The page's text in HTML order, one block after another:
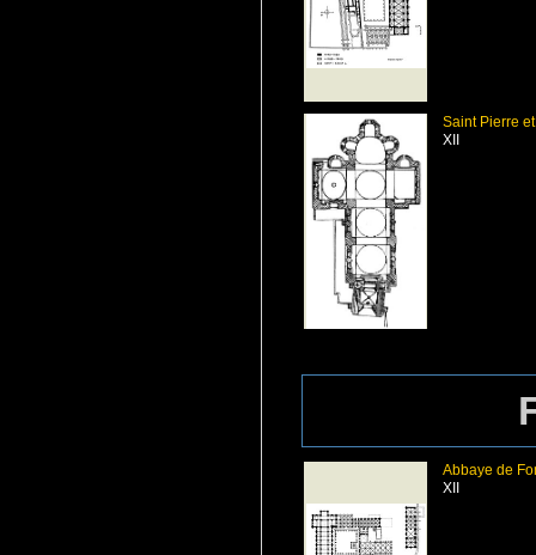
Saint Pierre
XII
Abbaye de
XII